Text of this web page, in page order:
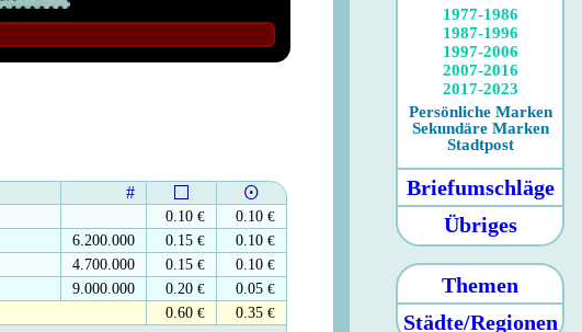
#
0.10 € 0.10 €
6.200.000 0.15 € 0.10 €
4.700.000 0.15 € 0.10 €
9.000.000 0.20 € 0.05 €
0.60 € 0.35 €
1977-1986
1987-1996
1997-2006
2007-2016
2017-2023
Persönliche Marken
Sekundäre Marken
Stadtpost
Briefumschläge
Übriges
Themen
Städte/Regionen